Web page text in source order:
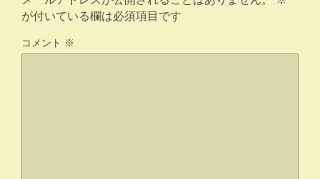
が付いている欄は必須項目です
コメント ※